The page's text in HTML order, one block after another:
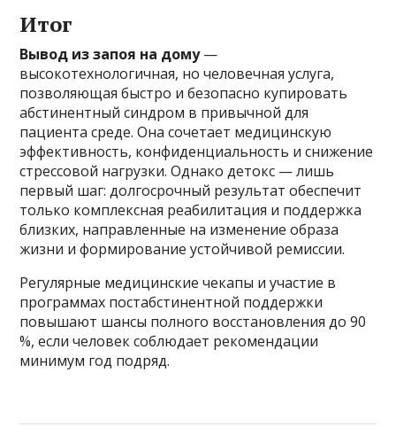
Итог
Вывод из запоя на дому—
высокотехнологичная, но человечная услуга,
позволяющая быстро и безопасно купировать
абстинентный синдром в привычной для
пациента среде. Она сочетает медицинскую
эффективность, конфиденциальность и снижение
стрессовой нагрузки. Однако детокс — лишь
первый шаг: долгосрочный результат обеспечит
только комплексная реабилитация и поддержка
близких, направленные на изменение образа
жизни и формирование устойчивой ремиссии.
Регулярные медицинские чекапы и участие в
программах постабстинентной поддержки
повышают шансы полного восстановления до 90
%, если человек соблюдает рекомендации
минимум год подряд.